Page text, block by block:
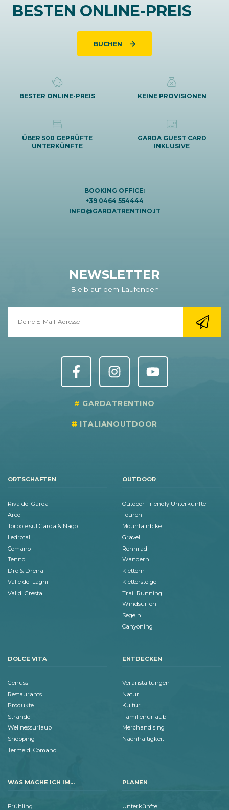
BESTEN ONLINE-PREIS
BUCHEN
BESTER ONLINE-PREIS KEINE PROVISIONEN
ÜBER 500 GEPRÜFTE
UNTERKÜNFTE
GARDA GUEST CARD
INKLUSIVE
BOOKING OFFICE:
+39 0464 554444
INFO@GARDATRENTINO.IT
NEWSLETTER
Bleib auf dem Laufenden
GARDATRENTINO
ITALIANOUTDOOR
ORTSCHAFTEN
Riva del Garda
Arco
Torbole sul Garda & Nago
Ledrotal
Comano
Tenno
Dro & Drena
Valle dei Laghi
Val di Gresta
OUTDOOR
Outdoor Friendly Unterkünfte
Touren
Mountainbike
Gravel
Rennrad
Wandern
Klettern
Klettersteige
Trail Running
Windsurfen
Segeln
Canyoning
DOLCE VITA
Genuss
Restaurants
Produkte
Strände
Wellnessurlaub
Shopping
Terme di Comano
ENTDECKEN
Veranstaltungen
Natur
Kultur
Familienurlaub
Merchandising
Nachhaltigkeit
WAS MACHE ICH IM...
Frühling
PLANEN
Unterkünfte